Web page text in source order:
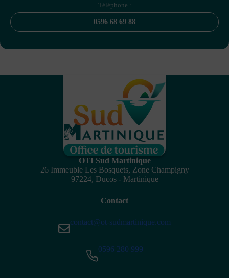
Téléphone :
0596 68 69 88
OTI Sud Martinique
26 Immeuble Les Bosquets, Zone Champigny
97224, Ducos - Martinique
Contact
contact@ot-sudmartinique.com
0596 280 999